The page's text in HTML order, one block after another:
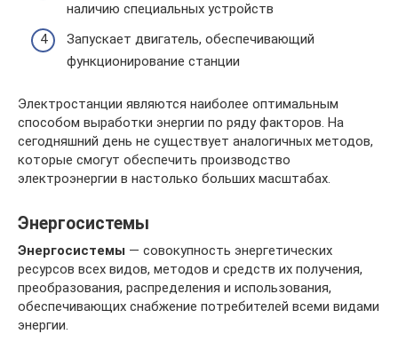
наличию специальных устройств
Запускает двигатель, обеспечивающий
функционирование станции
Электростанции являются наиболее оптимальным
способом выработки энергии по ряду факторов. На
сегодняшний день не существует аналогичных методов,
которые смогут обеспечить производство
электроэнергии в настолько больших масштабах.
Энергосистемы
Энергосистемы — совокупность энергетических
ресурсов всех видов, методов и средств их получения,
преобразования, распределения и использования,
обеспечивающих снабжение потребителей всеми видами
энергии.